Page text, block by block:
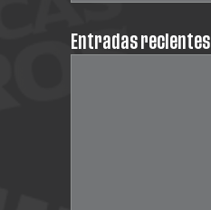
Entradas recientes